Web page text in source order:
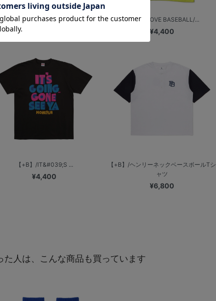
コットイラスト/刺繍Tシャツ/BART 【+B】/LOVE BASEBALL/...
¥4,400
【+B】/IT&#039;S ...
¥4,400
【+B】/ヘンリーネックベースボールTシ
ャツ
¥6,800
た人は、こんな商品も買っています